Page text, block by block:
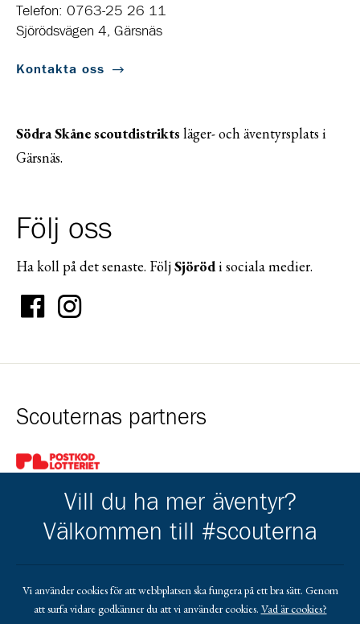
Telefon: 0763-25 26 11
Sjörödsvägen 4, Gärsnäs
Kontakta oss
Södra Skåne scoutdistrikts läger- och äventyrsplats i
Gärsnäs.
Följ oss
Ha koll på det senaste. FöljSjörödi sociala medier.
Scouternas partners
Gå till pl_50
Södra Skånes Scoutdistrikt
Gå till https://sodraskane.scout.se/
Vill du ha mer äventyr?
Välkommen till #scouterna
Vi använder cookies för att webbplatsen ska fungera på ett bra sätt. Genom
att surfa vidare godkänner du att vi använder cookies. Vad är cookies?